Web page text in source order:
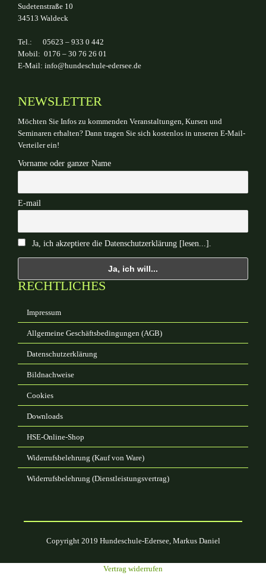
Sudetenstraße 10
34513 Waldeck
Tel.: 05623 – 933 0 442
Mobil: 0176 – 30 76 26 01
E-Mail: info@hundeschule-edersee.de
NEWSLETTER
Möchten Sie Infos zu kommenden Veranstaltungen, Kursen und
Seminaren erhalten? Dann tragen Sie sich kostenlos in unseren E-Mail-
Verteiler ein!
Vorname oder ganzer Name
E-mail
Ja, ich akzeptiere die Datenschutzerklärung [lesen...].
RECHTLICHES
Impressum
Allgemeine Geschäftsbedingungen (AGB)
Datenschutzerklärung
Bildnachweise
Cookies
Downloads
HSE-Online-Shop
Widerrufsbelehrung (Kauf von Ware)
Widerrufsbelehrung (Dienstleistungsvertrag)
Copyright 2019 Hundeschule-Edersee, Markus Daniel
Vertrag widerrufen